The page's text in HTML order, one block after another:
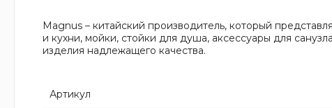
Magnus – китайский производитель, который
и кухни, мойки, стойки для душа, аксессуары для
изделия надлежащего качества.
Артикул